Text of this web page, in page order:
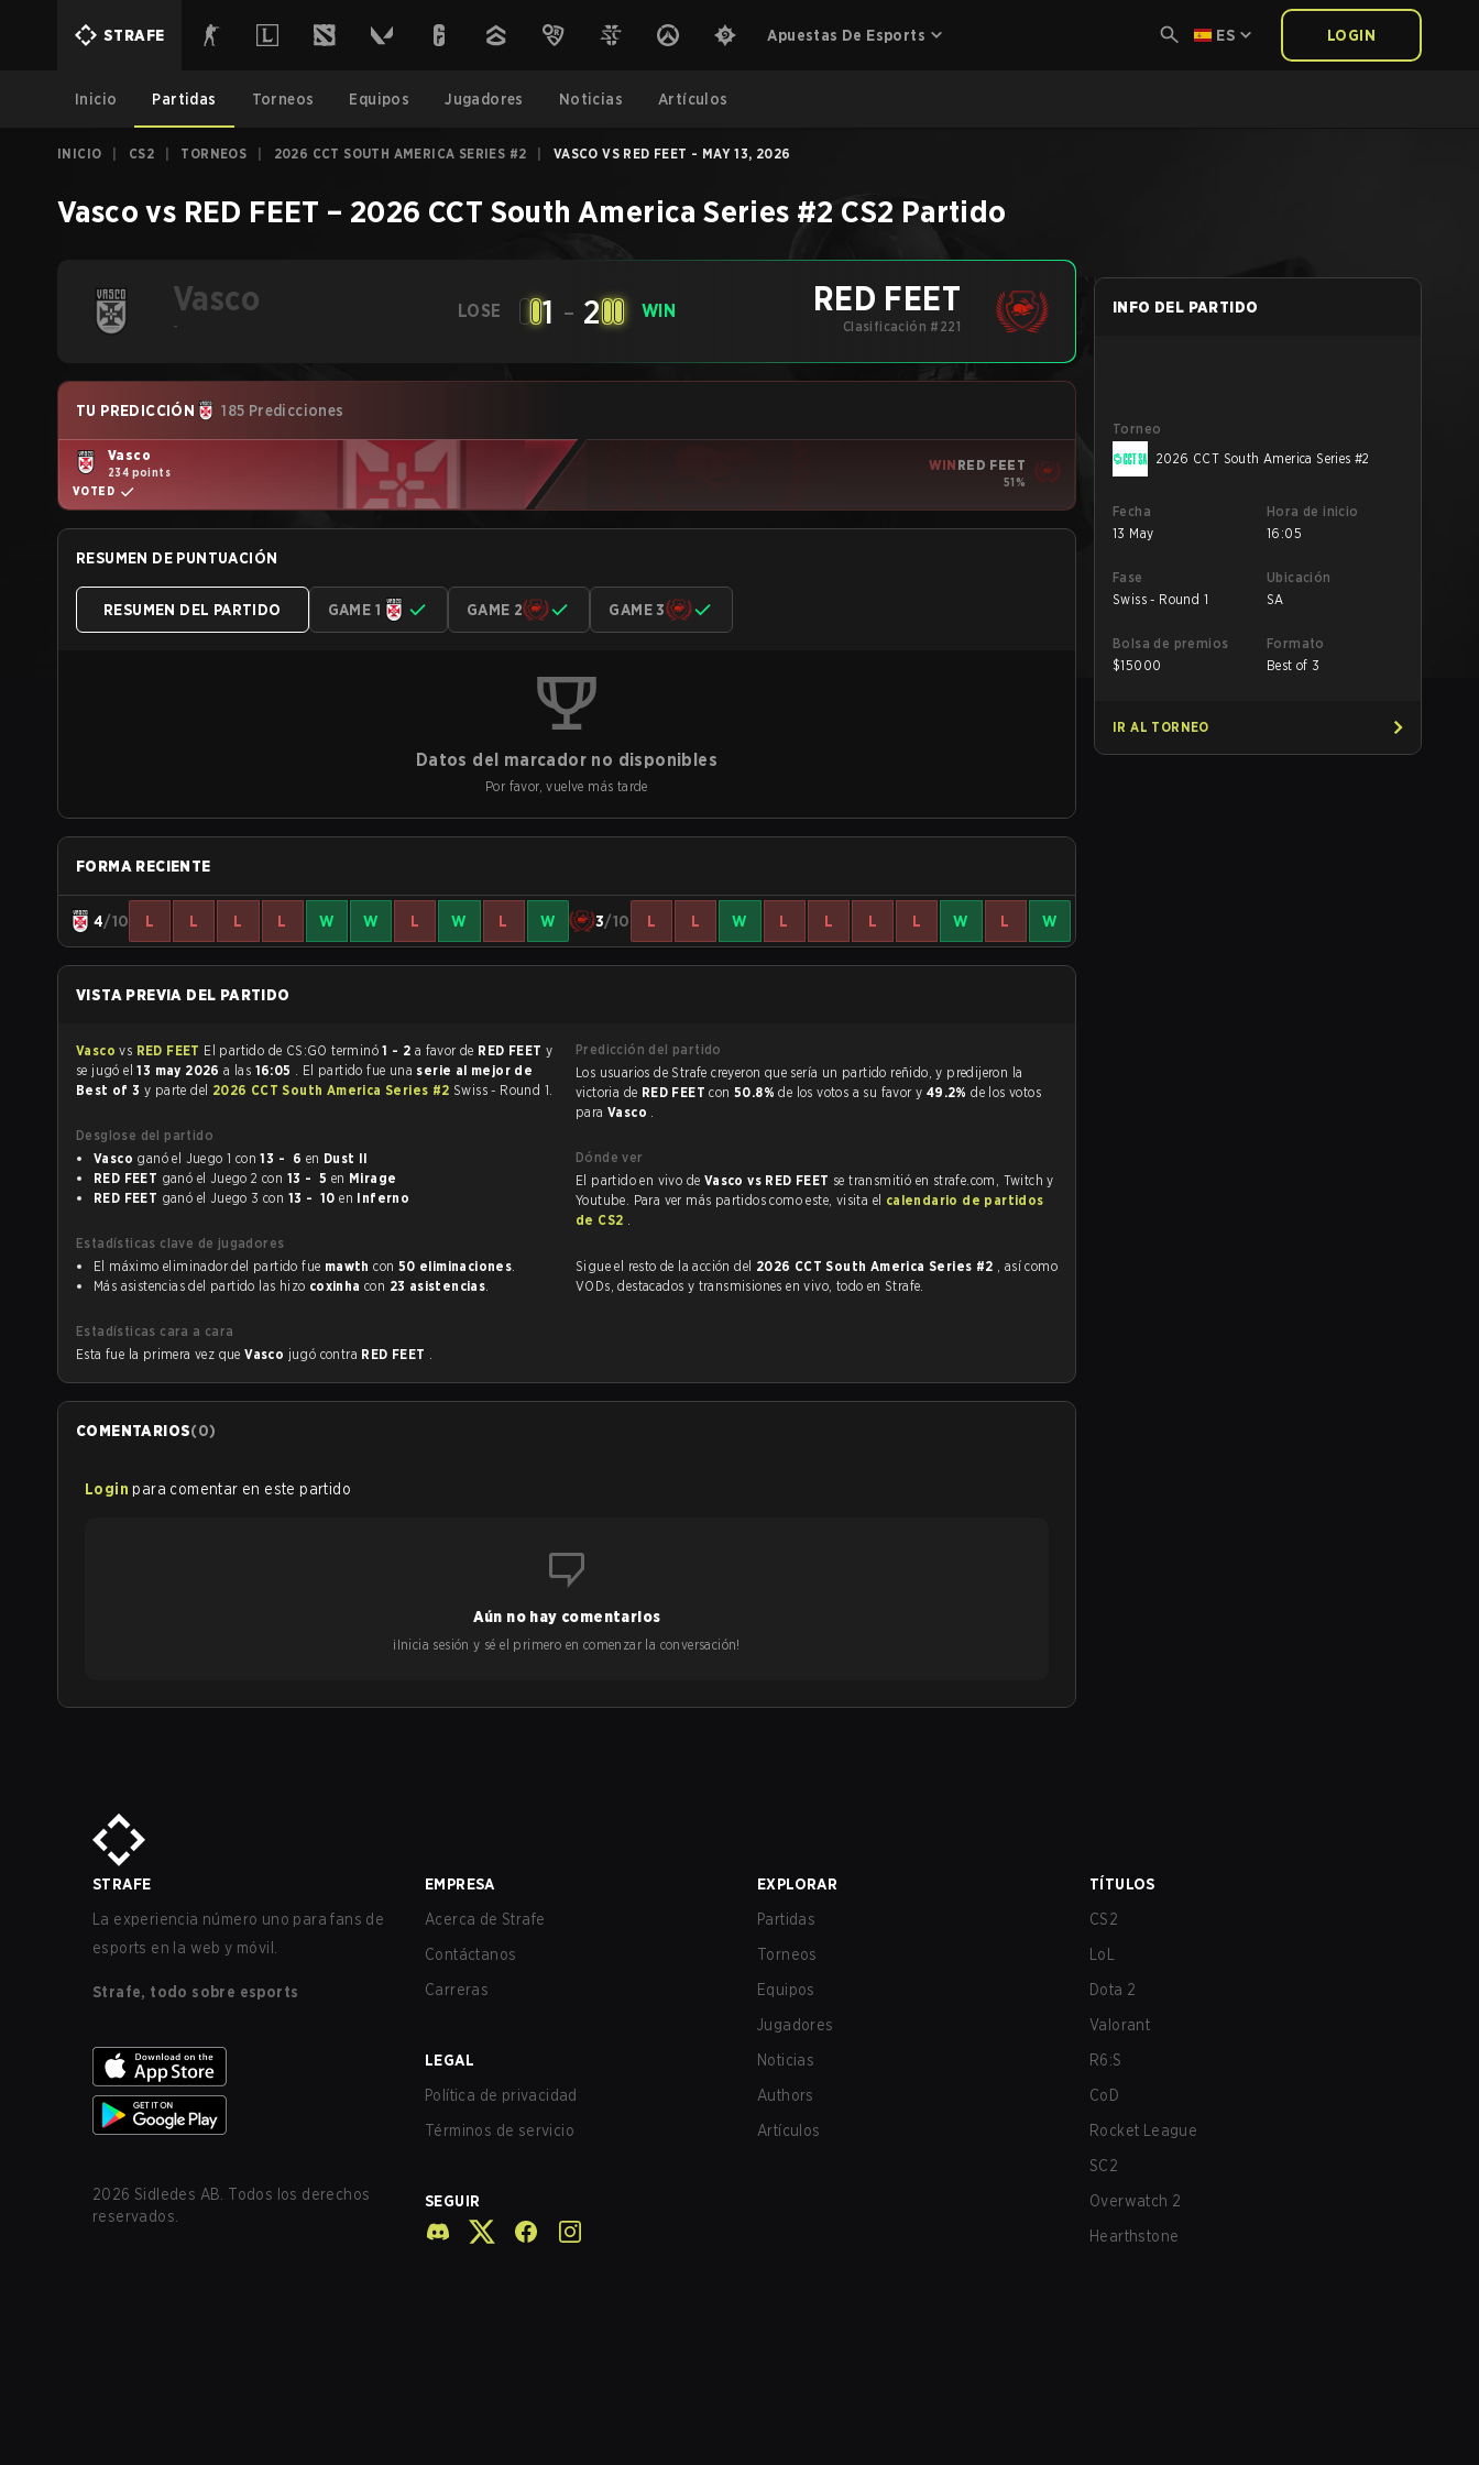
STRAFE Apuestas De Esports ES LOGIN
Inicio Partidas Torneos Equipos Jugadores Noticias Artículos
INICIO CS2 TORNEOS 2026 CCT SOUTH AMERICA SERIES #2 VASCO VS RED FEET - MAY 13, 2026
Vasco vs RED FEET – 2026 CCT South America Series #2 CS2 Partido
Vasco
-
LOSE 1 - 2 WIN RED FEET
Clasificación #221
TU PREDICCIÓN 185 Predicciones
Vasco
234 points
VOTED
WIN RED FEET
51%
RESUMEN DE PUNTUACIÓN
RESUMEN DEL PARTIDO GAME 1 GAME 2 GAME 3
Datos del marcador no disponibles
Por favor, vuelve más tarde
FORMA RECIENTE
4/10 L L L L W W L W L W 3/10 L L W L L L L W L W
VISTA PREVIA DEL PARTIDO
Vascovs RED FEET El partido de CS:GO terminó1 - 2 a favor de RED FEET y
se jugó el13 may 2026a las 16:05 . El partido fue una serie al mejor de
Best of 3 y parte del 2026 CCT South America Series #2 Swiss - Round 1.
Desglose del partido
Vasco
ganó el Juego 1 con 13 - 6 en Dust II
RED FEET
ganó el Juego 2 con 13 - 5 en Mirage
RED FEET
ganó el Juego 3 con 13 - 10 en Inferno
Estadísticas clave de jugadores
El máximo eliminador del partido fue mawth con 50 eliminaciones.
Más asistencias del partido las hizo coxinha con 23 asistencias.
Estadísticas cara a cara
Esta fue la primera vez queVasco jugó contra RED FEET .
Predicción del partido
Los usuarios de Strafe creyeron que sería un partido reñido, y predijeron la
victoria de RED FEETcon 50.8%de los votos a su favor y 49.2%de los votos
para Vasco .
Dónde ver
El partido en vivo de Vasco vs RED FEET se transmitió en strafe.com, Twitch y
Youtube. Para ver más partidos como este, visita el calendario de partidos
de CS2 .
Sigue el resto de la acción del 2026 CCT South America Series #2 , así como
VODs, destacados y transmisiones en vivo, todo en Strafe.
COMENTARIOS(0)
Login para comentar en este partido
Aún no hay comentarios
¡Inicia sesión y sé el primero en comenzar la conversación!
INFO DEL PARTIDO
Torneo
2026 CCT South America Series #2
Fecha
13 May
Hora de inicio
16:05
Fase
Swiss - Round 1
Ubicación
SA
Bolsa de premios
$15000
Formato
Best of 3
IR AL TORNEO
STRAFE
La experiencia número uno para fans de
esports en la web y móvil.
Strafe, todo sobre esports
2026 Sidledes AB. Todos los derechos
reservados.
EMPRESA
Acerca de Strafe
Contáctanos
Carreras
LEGAL
Política de privacidad
Términos de servicio
SEGUIR
EXPLORAR
Partidas
Torneos
Equipos
Jugadores
Noticias
Authors
Artículos
TÍTULOS
CS2
LoL
Dota 2
Valorant
R6:S
CoD
Rocket League
SC2
Overwatch 2
Hearthstone